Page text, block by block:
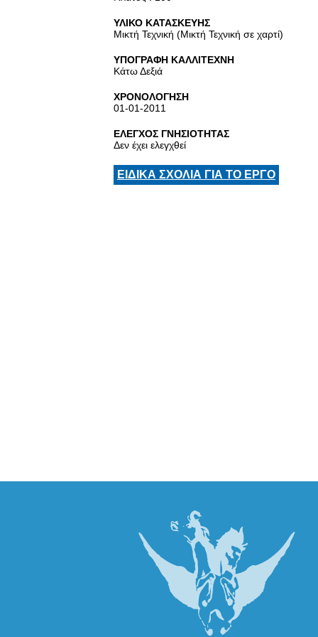
ΥΛΙΚΟ ΚΑΤΑΣΚΕΥΗΣ
Μικτή Τεχνική (Μικτή Τεχνική σε χαρτί)
ΥΠΟΓΡΑΦΗ ΚΑΛΛΙΤΕΧΝΗ
Κάτω Δεξιά
ΧΡΟΝΟΛΟΓΗΣΗ
01-01-2011
ΕΛΕΓΧΟΣ ΓΝΗΣΙΟΤΗΤΑΣ
Δεν έχει ελεγχθεί
ΕΙΔΙΚΑ ΣΧΟΛΙΑ ΓΙΑ ΤΟ ΕΡΓΟ